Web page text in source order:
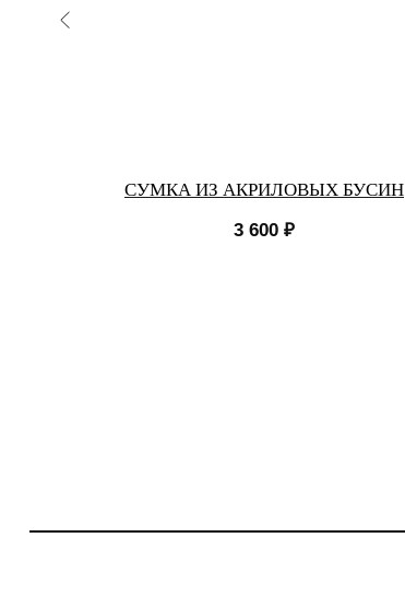
СУМКА ИЗ АКРИЛОВЫХ БУСИН
3 600 ₽